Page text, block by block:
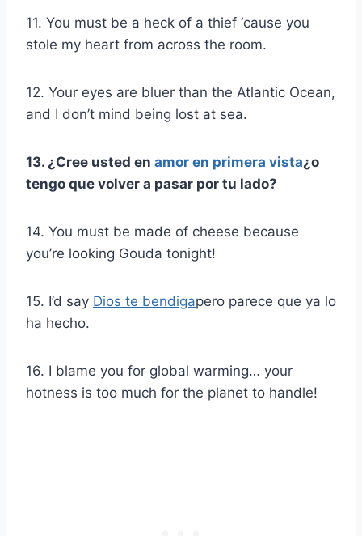
11. You must be a heck of a thief ‘cause you
stole my heart from across the room.
12. Your eyes are bluer than the Atlantic Ocean,
and I don’t mind being lost at sea.
13. ¿Cree usted en amor en primera vista¿o
tengo que volver a pasar por tu lado?
14. You must be made of cheese because
you’re looking Gouda tonight!
15. I’d say Dios te bendigapero parece que ya lo
ha hecho.
16. I blame you for global warming… your
hotness is too much for the planet to handle!